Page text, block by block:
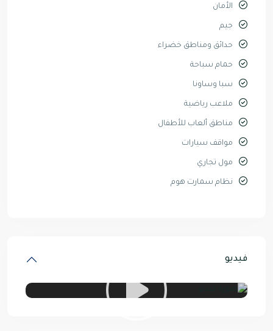
الأمان
جيم
حدائق ومناطق خضراء
حمام سباحة
سبا وساونا
ملاعب رياضية
مناطق ألعاب للأطفال
مواقف سيارات
مول تجاري
نظام سمارت هوم
فيديو